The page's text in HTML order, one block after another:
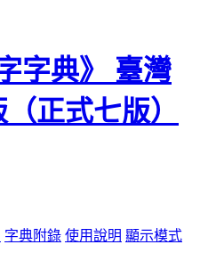
字典附錄 使用說明 顯示模式